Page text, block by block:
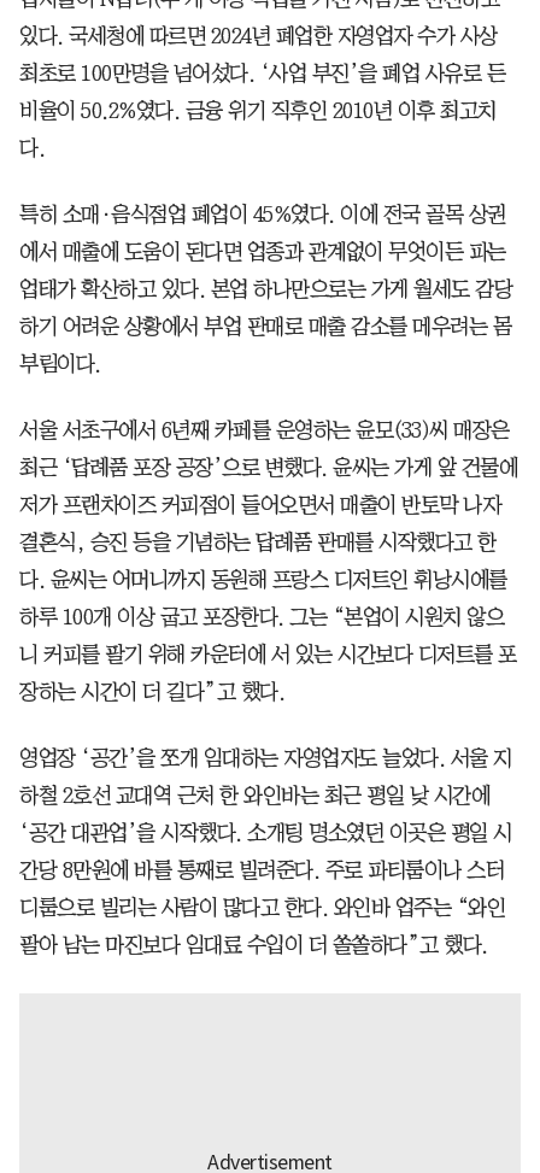
있다. 국세청에 따르면 2024년 폐업한 자영업자 수가 사상
최초로 100만명을 넘어섰다. ‘사업 부진’을 폐업 사유로 든
비율이 50.2%였다. 금융 위기 직후인 2010년 이후 최고치
다.
특히 소매·음식점업 폐업이 45%였다. 이에 전국 골목 상권
에서 매출에 도움이 된다면 업종과 관계없이 무엇이든 파는
업태가 확산하고 있다. 본업 하나만으로는 가게 월세도 감당
하기 어려운 상황에서 부업 판매로 매출 감소를 메우려는 몸
부림이다.
서울 서초구에서 6년째 카페를 운영하는 윤모(33)씨 매장은
최근 ‘답례품 포장 공장’으로 변했다. 윤씨는 가게 앞 건물에
저가 프랜차이즈 커피점이 들어오면서 매출이 반토막 나자
결혼식, 승진 등을 기념하는 답례품 판매를 시작했다고 한
다. 윤씨는 어머니까지 동원해 프랑스 디저트인 휘낭시에를
하루 100개 이상 굽고 포장한다. 그는 “본업이 시원치 않으
니 커피를 팔기 위해 카운터에 서 있는 시간보다 디저트를 포
장하는 시간이 더 길다”고 했다.
영업장 ‘공간’을 쪼개 임대하는 자영업자도 늘었다. 서울 지
하철 2호선 교대역 근처 한 와인바는 최근 평일 낮 시간에
‘공간 대관업’을 시작했다. 소개팅 명소였던 이곳은 평일 시
간당 8만원에 바를 통째로 빌려준다. 주로 파티룸이나 스터
디룸으로 빌리는 사람이 많다고 한다. 와인바 업주는 “와인
팔아 남는 마진보다 임대료 수입이 더 쏠쏠하다”고 했다.